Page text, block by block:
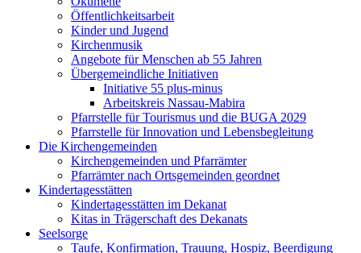
Öffentlichkeitsarbeit
Kinder und Jugend
Kirchenmusik
Angebote für Menschen ab 55 Jahren
Übergemeindliche Initiativen
Initiative 55 plus-minus
Arbeitskreis Nassau-Mabira
Pfarrstelle für Tourismus und die BUGA 2029
Pfarrstelle für Innovation und Lebensbegleitung
Die Kirchengemeinden
Kirchengemeinden und Pfarrämter
Pfarrämter nach Ortsgemeinden geordnet
Kindertagesstätten
Kindertagesstätten im Dekanat
Kitas in Trägerschaft des Dekanats
Seelsorge
Taufe, Konfirmation, Trauung, Hospiz, Beerdigung